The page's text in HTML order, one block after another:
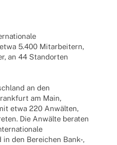
5.400 Mitar­bei­tern,
an 44 Stand­or­ten
an den
am Main,
etwa 220 Anwäl­ten,
Die Anwälte bera­ten
den Berei­chen Bank‑,